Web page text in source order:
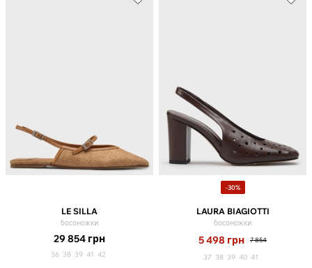
LE SILLA
босоножки
29 854 грн
36 38 39 41 42
-30%
LAURA BIAGIOTTI
босоножки
5 498 грн 7 854
37 38 39 40 41